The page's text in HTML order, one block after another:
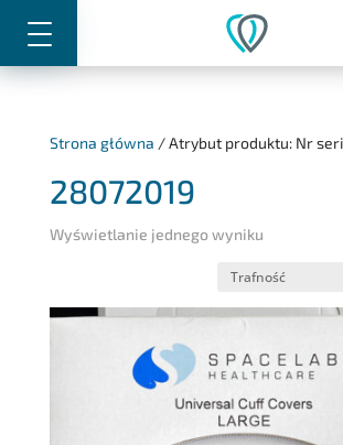
Strona główna /Atrybut produktu: Nr
28072019
Wyświetlanie jednego wyniku